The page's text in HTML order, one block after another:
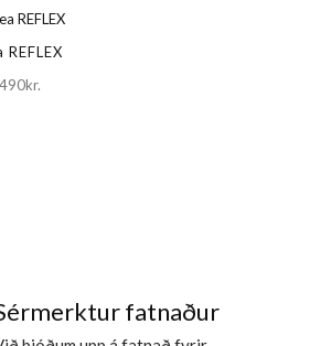
REFLEX
fatnaður